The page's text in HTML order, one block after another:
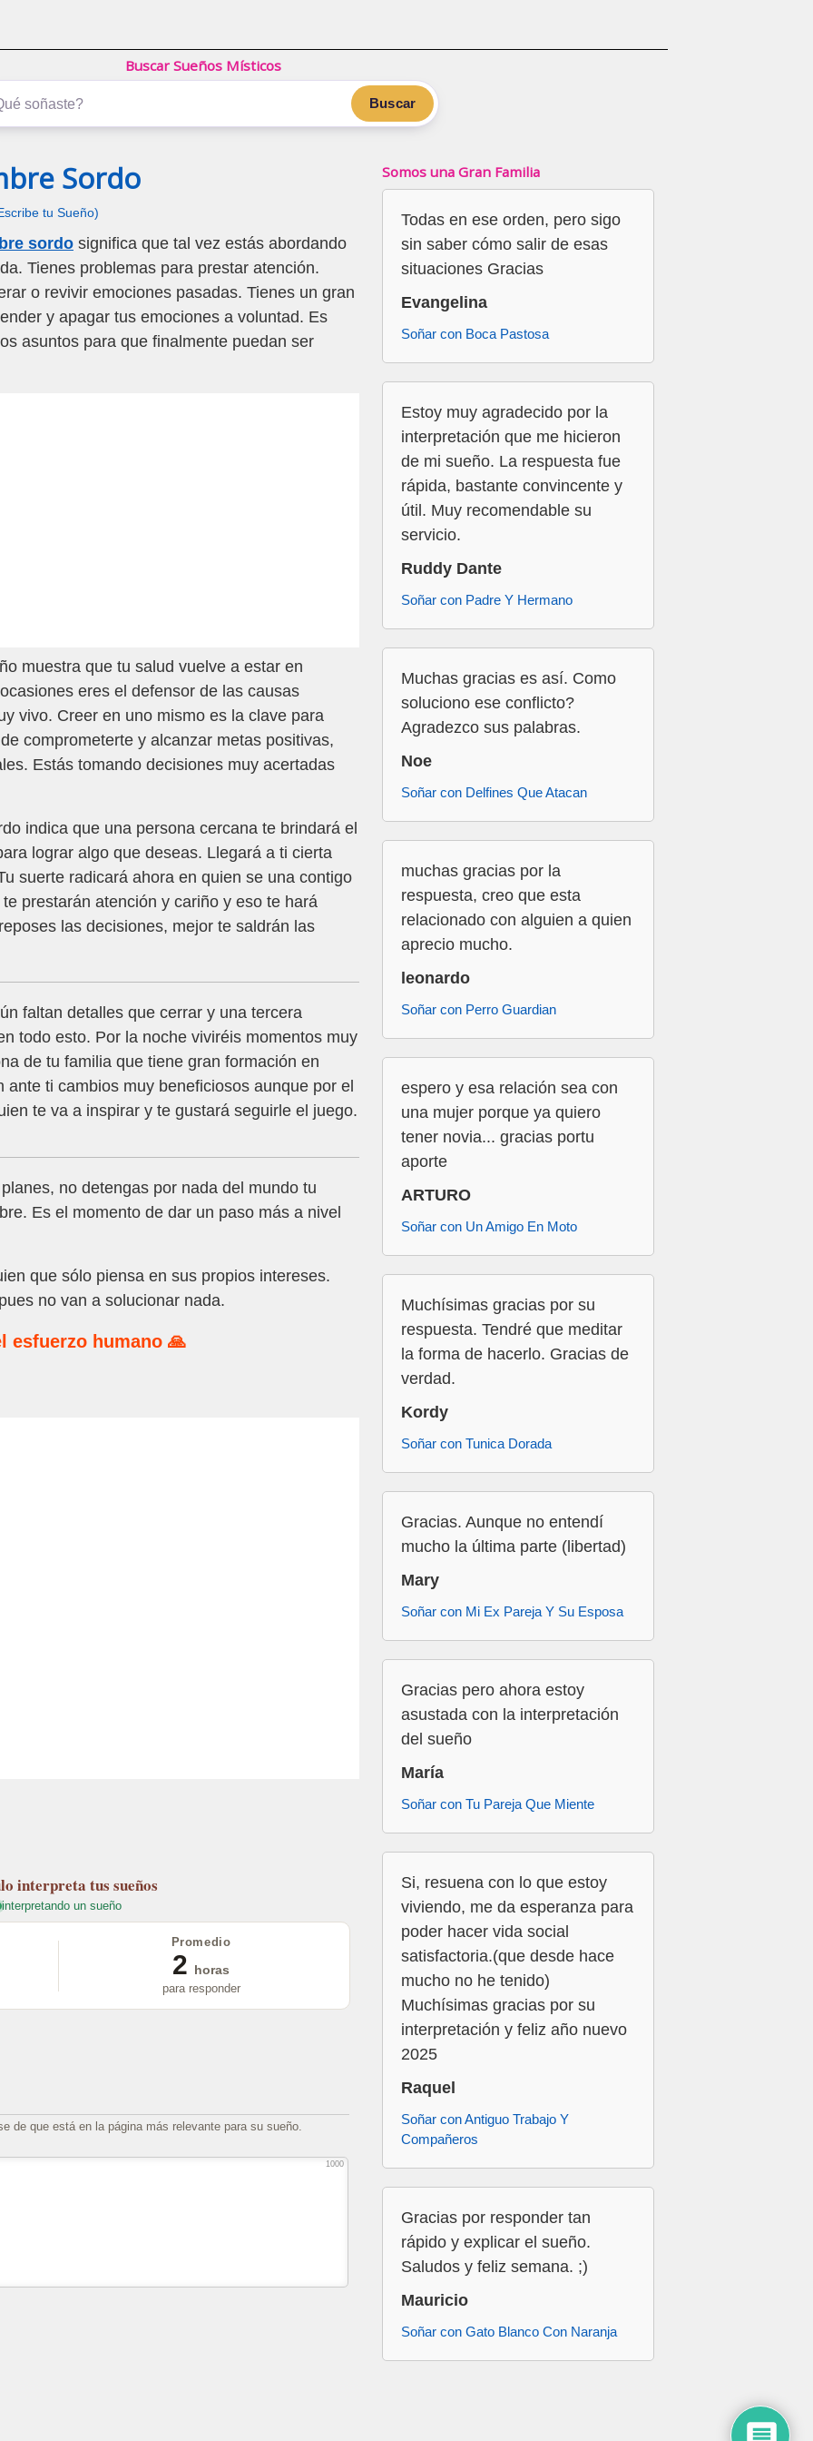
Buscar Sueños Místicos
Buscar
Sordo
tu Sueño)
sordo significa que tal vez estás abordando
Tienes problemas para prestar atención.
o revivir emociones pasadas. Tienes un gran
y apagar tus emociones a voluntad. Es
asuntos para que finalmente puedan ser
muestra que tu salud vuelve a estar en
eres el defensor de las causas
vivo. Creer en uno mismo es la clave para
comprometerte y alcanzar metas positivas,
Estás tomando decisiones muy acertadas
indica que una persona cercana te brindará el
lograr algo que deseas. Llegará a ti cierta
suerte radicará ahora en quien se una contigo
prestarán atención y cariño y eso te hará
las decisiones, mejor te saldrán las
faltan detalles que cerrar y una tercera
todo esto. Por la noche viviréis momentos muy
de tu familia que tiene gran formación en
ti cambios muy beneficiosos aunque por el
te va a inspirar y te gustará seguirle el juego.
no detengas por nada del mundo tu
Es el momento de dar un paso más a nivel
que sólo piensa en sus propios intereses.
no van a solucionar nada.
esfuerzo humano 🙏
interpreta tus sueños
interpretando un sueño
Promedio
2
horas
para responder
de que está en la página más relevante para su sueño.
1000
Somos una Gran Familia
Todas en ese orden, pero sigo
sin saber cómo salir de esas
situaciones Gracias
Evangelina
Soñar con Boca Pastosa
Estoy muy agradecido por la
interpretación que me hicieron
de mi sueño. La respuesta fue
rápida, bastante convincente y
útil. Muy recomendable su
servicio.
Ruddy Dante
Soñar con Padre Y Hermano
Muchas gracias es así. Como
soluciono ese conflicto?
Agradezco sus palabras.
Noe
Soñar con Delfines Que Atacan
muchas gracias por la
respuesta, creo que esta
relacionado con alguien a quien
aprecio mucho.
leonardo
Soñar con Perro Guardian
espero y esa relación sea con
una mujer porque ya quiero
tener novia... gracias portu
aporte
ARTURO
Soñar con Un Amigo En Moto
Muchísimas gracias por su
respuesta. Tendré que meditar
la forma de hacerlo. Gracias de
verdad.
Kordy
Soñar con Tunica Dorada
Gracias. Aunque no entendí
mucho la última parte (libertad)
Mary
Soñar con Mi Ex Pareja Y Su Esposa
Gracias pero ahora estoy
asustada con la interpretación
del sueño
María
Soñar con Tu Pareja Que Miente
Si, resuena con lo que estoy
viviendo, me da esperanza para
poder hacer vida social
satisfactoria.(que desde hace
mucho no he tenido)
Muchísimas gracias por su
interpretación y feliz año nuevo
2025
Raquel
Soñar con Antiguo Trabajo Y
Compañeros
Gracias por responder tan
rápido y explicar el sueño.
Saludos y feliz semana. ;)
Mauricio
Soñar con Gato Blanco Con Naranja